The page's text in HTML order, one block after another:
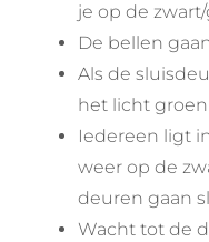
je op de
De bellen
Als de
het licht
Iedereen ligt
weer op de
deuren gaan
Wacht tot de